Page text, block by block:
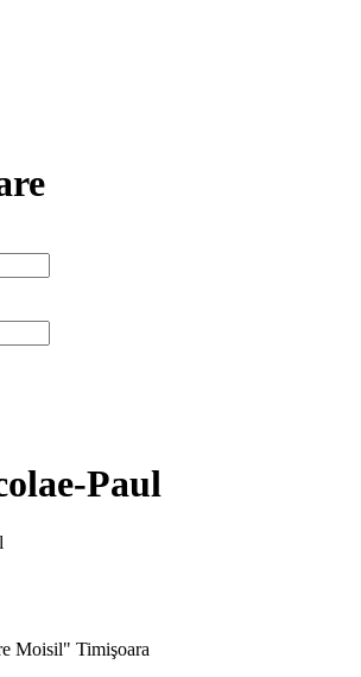
Paul
Moisil" Timişoara